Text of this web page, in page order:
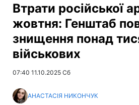
Втрати російської
жовтня: Генштаб
знищення понад
військових
07:40 11.10.2025 Сб
АНАСТАСІЯ НИКОНЧУК